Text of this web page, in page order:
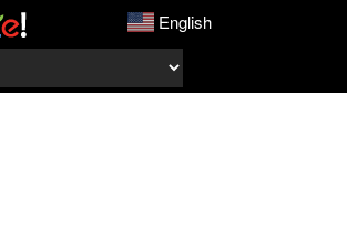
English